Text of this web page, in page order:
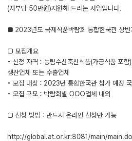
(자부담 50만원)지원해 드리는 사업입니다.
■ 2023년도 국제식품박람회 통합한국관 상
□ 모집개요
◦ 신청 자격 : 농림수산축산식품(가공식품 포함
생산업체 또는 수출업체
◦ 모집 대상 : 2023년 통합한국관 참가 예정
◦ 모집 규모 : 박람회별 OOO업체 내외
□ 신청 방법 : 반드시 온라인 신청만 가능
http://global.at.or.kr:8081/main/main.do